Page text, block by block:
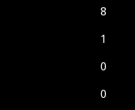
8
1
0
0